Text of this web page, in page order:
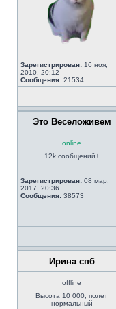
Зарегистрирован: 16 ноя,
2010, 20:12
Сообщения: 21534
Это Веселоживем
online
12k сообщений+
Зарегистрирован: 08 мар,
2017, 20:36
Сообщения: 38573
Ирина спб
offline
Высота 10 000, полет
нормальный